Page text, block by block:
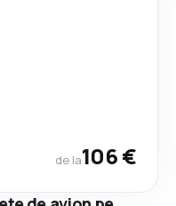
de la106 €